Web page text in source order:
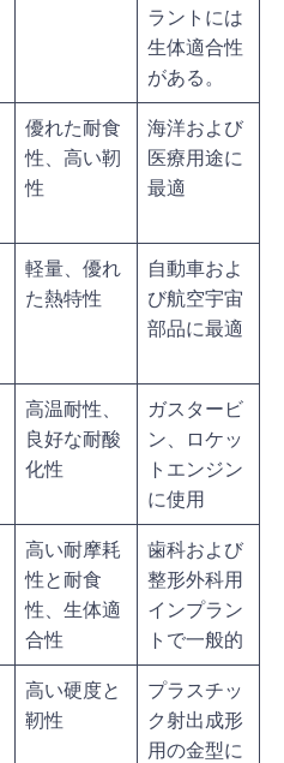
ラントには
生体適合性
がある。
優れた耐食
性、高い靭
性
海洋および
医療用途に
最適
軽量、優れ
た熱特性
自動車およ
び航空宇宙
部品に最適
高温耐性、
良好な耐酸
化性
ガスタービ
ン、ロケッ
トエンジン
に使用
高い耐摩耗
性と耐食
性、生体適
合性
歯科および
整形外科用
インプラン
トで一般的
高い硬度と
靭性
プラスチッ
ク射出成形
用の金型に